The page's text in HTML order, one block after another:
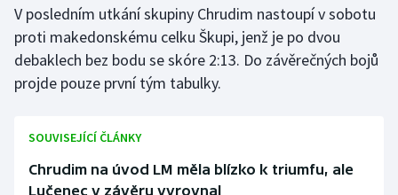
Golf
Gymnastika
V posledním utkání skupiny Chrudim nastoupí v sobotu
proti makedonskému celku Škupi, jenž je po dvou
debaklech bez bodu se skóre 2:13. Do závěrečných bojů
projde pouze první tým tabulky.
SOUVISEJÍCÍ ČLÁNKY
Chrudim na úvod LM měla blízko k triumfu, ale
Lučenec v závěru vyrovnal